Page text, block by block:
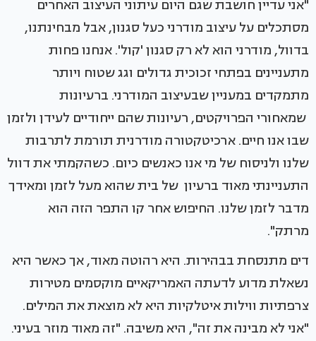
"אני עדיין חושבת שגם היום עיתוני העיצוב האחרים
מסתכלים על עיצוב מודרני כעל סגנון, אבל מבחינתנו,
בדוול, מודרני הוא לא רק סגנון 'קול'. אנחנו פחות
מתעניינים בפתחי זכוכית גדולים וגג שטוח ויותר
מתמקדים במעניין שבעיצוב המודרני. ברעיונות
שמאחורי הפרויקטים, רעיונות שהם ייחודיים לעידן ולזמן
שבו אנו חיים. ארכיטקטורה מודרנית תורמת לתרבות
שלנו ולניסוח של מי אנו כאנשים כיום. כשהקמתי את דוול
התעניינתי מאוד ברעיון של בית שהוא מעל לזמן ומאידך
מדבר לזמן שלנו. החיפוש אחר קו התפר הזה הוא
מרתק".
דים מתנסחת בבהירות. היא רהוטה מאוד, אך כאשר היא
נשאלת מדוע לדעתה האמריקאיים מוקסמים מטירות
צרפתיות ווילות איטלקיות היא לא מוצאת את המילים.
"אני לא מבינה את זה", היא משיבה. "זה מאוד מוזר בעיני.